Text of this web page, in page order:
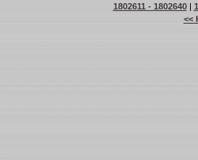
1802611 - 1802640|
<<